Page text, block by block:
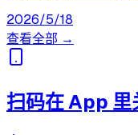
2026/5/18
查看全部 →
扫码在 App